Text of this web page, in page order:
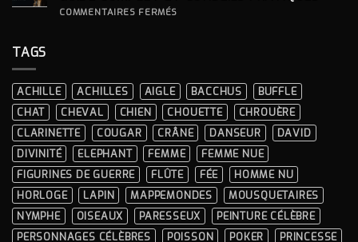
COMMENTAIRES FERMÉS
?
GUIDE
COMPLET
ET
CONSEILS
PRATIQUES
TAGS
ACHILLE ACHILLES AIGLE BACCHUS
BUFFLE
CHAT
CHEVAL CHIEN CHOUETTE
CHROUÈRE
CLARINETTE
COUGAR CRÂNE DANSEUR
DAVID
DIVINITÉ
ELEPHANT FEMME
FEMME NUE
FIGURINES DE GUERRE
FLÛTE FÉE
HOMME NU
HORLOGE
LAPIN MAPPEMONDES
MOUSQUETAIRES
NYMPHE
OISEAUX PARESSEUX
PEINTURE CÉLÈBRE
PERSONNAGES CÉLÈBRES
POISSON POKER PRINCESSE